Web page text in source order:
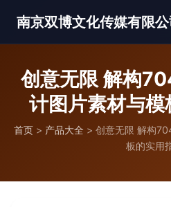
南京双博文化传媒有限公
创意无限 解构
计图片素材与
首页 > 产品大全 > 创意无限 解构
板的实用